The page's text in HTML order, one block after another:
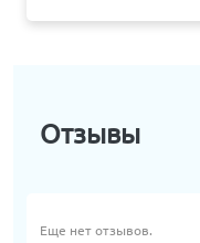
Отзывы
Еще нет отзывов.